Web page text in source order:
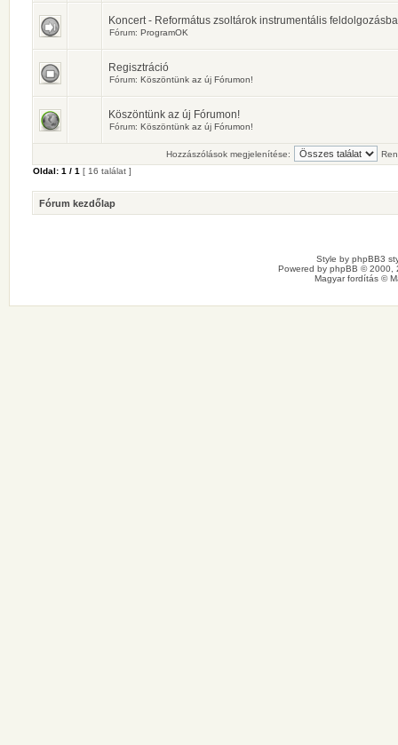
Koncert - Református zsoltárok instrumentális
Fórum: ProgramOK
Regisztráció
Fórum: Köszöntünk az új Fórumon!
Köszöntünk az új Fórumon!
Fórum: Köszöntünk az új Fórumon!
Hozzászólások megjelenítése:
Oldal: 1 / 1 [ 16 találat ]
Fórum kezdőlap
Style by phpBB3
Powered by phpBB © 2000,
Magyar fordítás ©